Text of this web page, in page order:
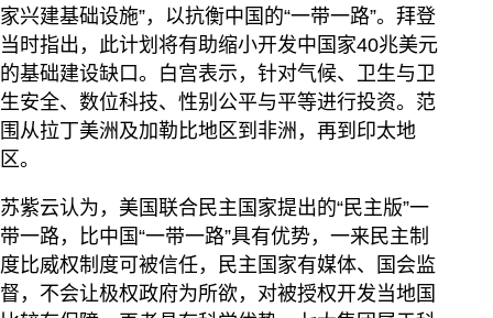
家兴建基础设施”，以抗衡中国的“一带一路”。拜登
当时指出，此计划将有助缩小开发中国家40兆美元
的基础建设缺口。白宫表示，针对气候、卫生与卫
生安全、数位科技、性别公平与平等进行投资。范
围从拉丁美洲及加勒比地区到非洲，再到印太地
区。
苏紫云认为，美国联合民主国家提出的“民主版”一
带一路，比中国“一带一路”具有优势，一来民主制
度比威权制度可被信任，民主国家有媒体、国会监
督，不会让极权政府为所欲，对被授权开发当地国